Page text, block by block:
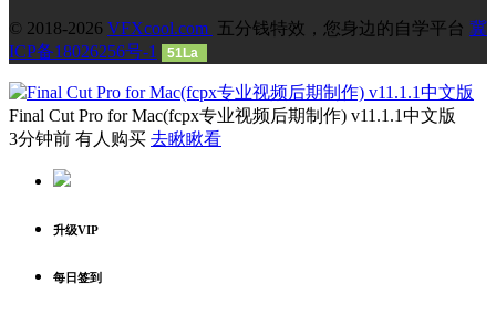
© 2018-2026 VFXcool.com 五分钱特效，您身边的自学平台 冀
ICP备18026256号-1
51La
Final Cut Pro for Mac(fcpx专业视频后期制作) v11.1.1中文版
3分钟前 有人购买 去瞅瞅看
升级VIP
每日签到